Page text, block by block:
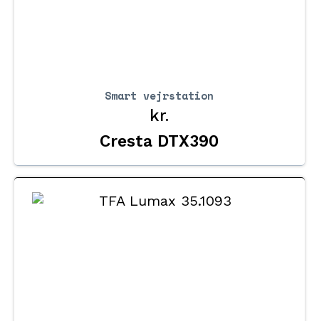
Smart vejrstation
Cresta DTX390
kr.